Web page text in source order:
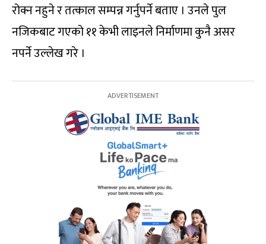
रोक्न नहुने र तत्काल सम्पन्न गर्नुपर्ने बताए । उनले पुल
नजिकबाट गएको ११ केभी लाइनले निर्माणमा कुनै असर
नपर्ने उल्लेख गरे ।